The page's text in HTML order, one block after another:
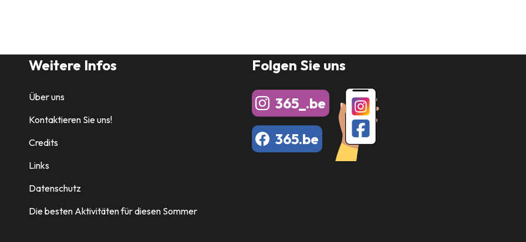
Weitere Infos
Über uns
Kontaktieren Sie uns!
Credits
Links
Datenschutz
Die besten Aktivitäten für diesen Sommer
Folgen Sie uns
365_.be
365.be